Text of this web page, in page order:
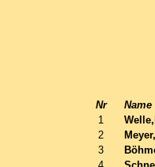
Nr Name
1
2
3